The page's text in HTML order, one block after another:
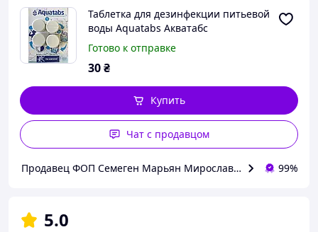
Таблетка для дезинфекции питьевой
воды Aquatabs Акватабс
Готово к отправке
30₴
Купить
Чат с продавцом
Продавец ФОП Семеген Марьян Мирославович 99%
5.0